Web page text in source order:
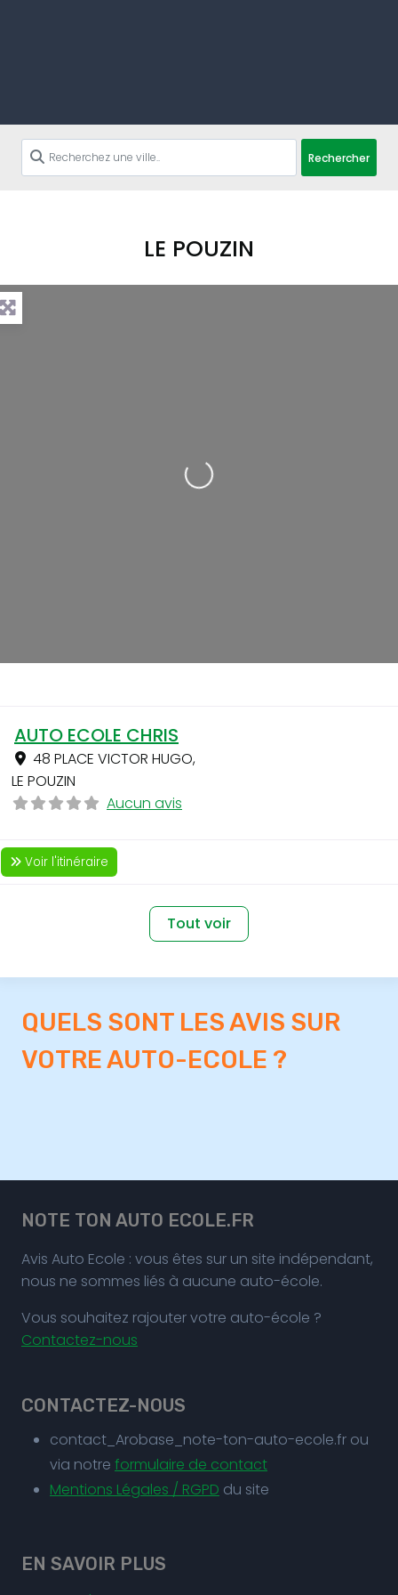
Rechercher
LE POUZIN
Loading...
AUTO ECOLE CHRIS
48 PLACE VICTOR HUGO,
LE POUZIN
Aucun avis
Voir l'itinéraire
Tout voir
QUELS SONT LES AVIS SUR
VOTRE AUTO-ECOLE ?
NOTE TON AUTO ECOLE.FR
Avis Auto Ecole : vous êtes sur un site indépendant,
nous ne sommes liés à aucune auto-école.
Vous souhaitez rajouter votre auto-école ?
Contactez-nous
CONTACTEZ-NOUS
contact_Arobase_note-ton-auto-ecole.fr ou
via notre formulaire de contact
Mentions Légales / RGPD du site
EN SAVOIR PLUS